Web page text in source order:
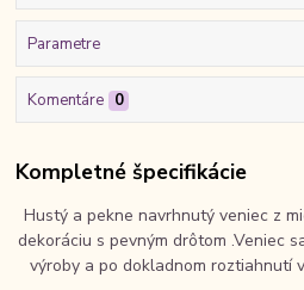
Parametre
Komentáre 0
Kompletné špecifikácie
Hustý a pekne navrhnutý veniec z
dekoráciu s pevným drôtom .Veniec
výroby a po dokladnom roztiahnutí